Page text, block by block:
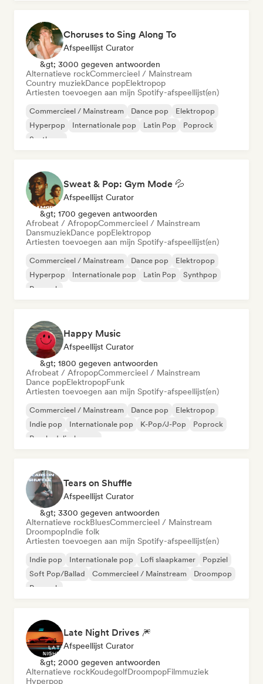
Choruses to Sing Along To
Afspeellijst Curator
&gt; 3000 gegeven antwoorden
Alternatieve rockCommercieel / Mainstream
Country muziekDance popElektropop
Artiesten toevoegen aan mijn Spotify-afspeellijst(en)
Commercieel / Mainstream Dance pop
Elektropop
Hyperpop
Internationale pop Latin Pop
Poprock
Synthpop
Sweat & Pop: Gym Mode 💦
Afspeellijst Curator
&gt; 1700 gegeven antwoorden
Afrobeat / AfropopCommercieel / Mainstream
DansmuziekDance popElektropop
Artiesten toevoegen aan mijn Spotify-afspeellijst(en)
Commercieel / Mainstream Dance pop
Elektropop
Hyperpop
Internationale pop Latin Pop
Synthpop
Poprock
Happy Music
Afspeellijst Curator
&gt; 1800 gegeven antwoorden
Afrobeat / AfropopCommercieel / Mainstream
Dance popElektropopFunk
Artiesten toevoegen aan mijn Spotify-afspeellijst(en)
Commercieel / Mainstream Dance pop
Elektropop
Indie pop
Internationale pop K-Pop/J-Pop
Poprock
Psychedelische pop
Tears on Shuffle
Afspeellijst Curator
&gt; 3300 gegeven antwoorden
Alternatieve rockBluesCommercieel / Mainstream
DroompopIndie folk
Artiesten toevoegen aan mijn Spotify-afspeellijst(en)
Indie pop Internationale pop Lofi slaapkamer
Popziel
Soft Pop/Ballad
Commercieel / Mainstream
Droompop
Poprock
Late Night Drives 🎆
Afspeellijst Curator
&gt; 2000 gegeven antwoorden
Alternatieve rockKoudegolfDroompopFilmmuziek
Hyperpop